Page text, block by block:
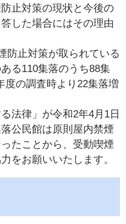
止対策の現状と今後の
した場合にはその理由
防止対策が取られている
る110集落のうち88集
度の調査時より22集落増
法律」が令和2年4月1日
公民館は原則屋内禁煙
たことから、受動喫煙
をお願いいたします。